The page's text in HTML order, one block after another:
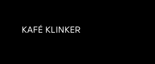
KAFÉ KLINKER